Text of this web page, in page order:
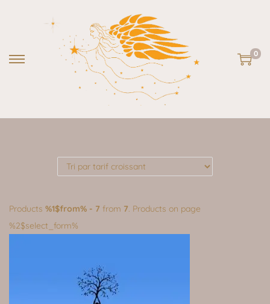
0
Products %1$from% - 7 from 7. Products on page
%2$select_form%